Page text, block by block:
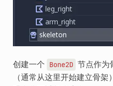
创建一个 Bone2D 节点作为
（通常从这里开始建立骨